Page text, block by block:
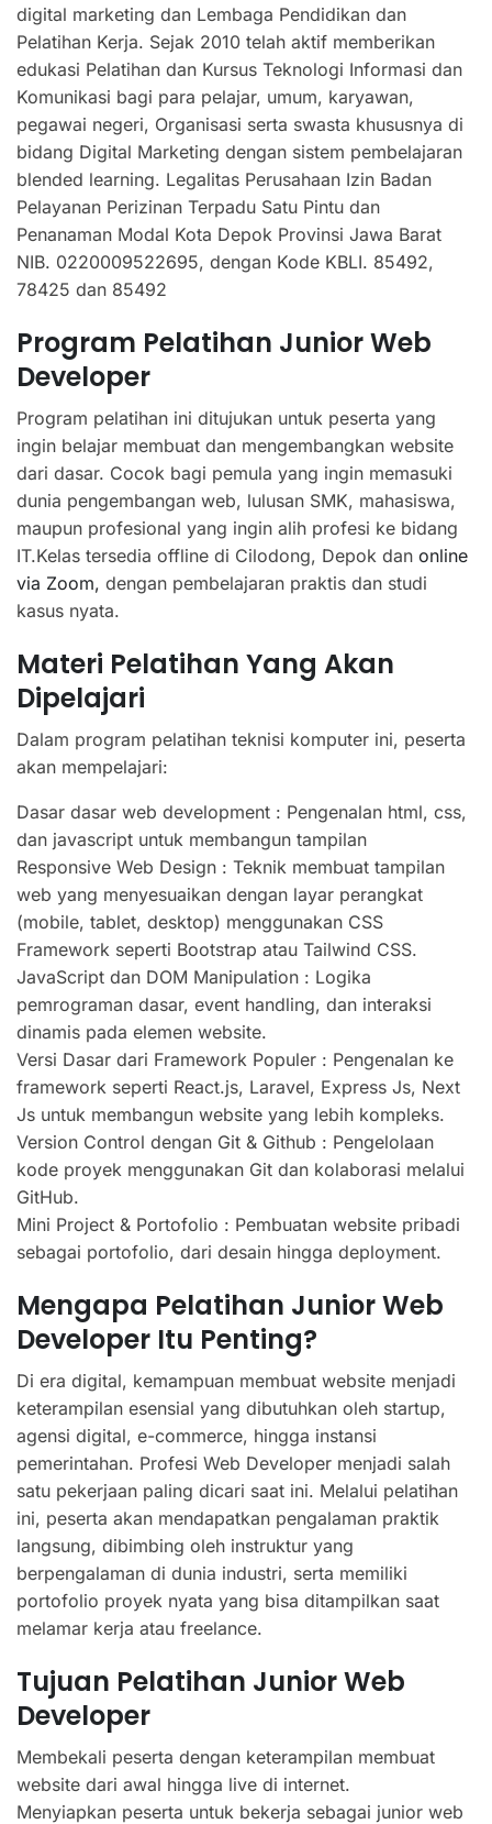
digital marketing dan Lembaga Pendidikan dan
Pelatihan Kerja. Sejak 2010 telah aktif memberikan
edukasi Pelatihan dan Kursus Teknologi Informasi dan
Komunikasi bagi para pelajar, umum, karyawan,
pegawai negeri, Organisasi serta swasta khususnya di
bidang Digital Marketing dengan sistem pembelajaran
blended learning. Legalitas Perusahaan Izin Badan
Pelayanan Perizinan Terpadu Satu Pintu dan
Penanaman Modal Kota Depok Provinsi Jawa Barat
NIB. 0220009522695, dengan Kode KBLI. 85492,
78425 dan 85492
Program Pelatihan Junior Web
Developer
Program pelatihan ini ditujukan untuk peserta yang
ingin belajar membuat dan mengembangkan website
dari dasar. Cocok bagi pemula yang ingin memasuki
dunia pengembangan web, lulusan SMK, mahasiswa,
maupun profesional yang ingin alih profesi ke bidang
IT.Kelas tersedia offline di Cilodong, Depok dan online
via Zoom, dengan pembelajaran praktis dan studi
kasus nyata.
Materi Pelatihan Yang Akan
Dipelajari
Dalam program pelatihan teknisi komputer ini, peserta
akan mempelajari:
Dasar dasar web development : Pengenalan html, css,
dan javascript untuk membangun tampilan
Responsive Web Design : Teknik membuat tampilan
web yang menyesuaikan dengan layar perangkat
(mobile, tablet, desktop) menggunakan CSS
Framework seperti Bootstrap atau Tailwind CSS.
JavaScript dan DOM Manipulation : Logika
pemrograman dasar, event handling, dan interaksi
dinamis pada elemen website.
Versi Dasar dari Framework Populer : Pengenalan ke
framework seperti React.js, Laravel, Express Js, Next
Js untuk membangun website yang lebih kompleks.
Version Control dengan Git & Github : Pengelolaan
kode proyek menggunakan Git dan kolaborasi melalui
GitHub.
Mini Project & Portofolio : Pembuatan website pribadi
sebagai portofolio, dari desain hingga deployment.
Mengapa Pelatihan Junior Web
Developer Itu Penting?
Di era digital, kemampuan membuat website menjadi
keterampilan esensial yang dibutuhkan oleh startup,
agensi digital, e-commerce, hingga instansi
pemerintahan. Profesi Web Developer menjadi salah
satu pekerjaan paling dicari saat ini. Melalui pelatihan
ini, peserta akan mendapatkan pengalaman praktik
langsung, dibimbing oleh instruktur yang
berpengalaman di dunia industri, serta memiliki
portofolio proyek nyata yang bisa ditampilkan saat
melamar kerja atau freelance.
Tujuan Pelatihan Junior Web
Developer
Membekali peserta dengan keterampilan membuat
website dari awal hingga live di internet.
Menyiapkan peserta untuk bekerja sebagai junior web